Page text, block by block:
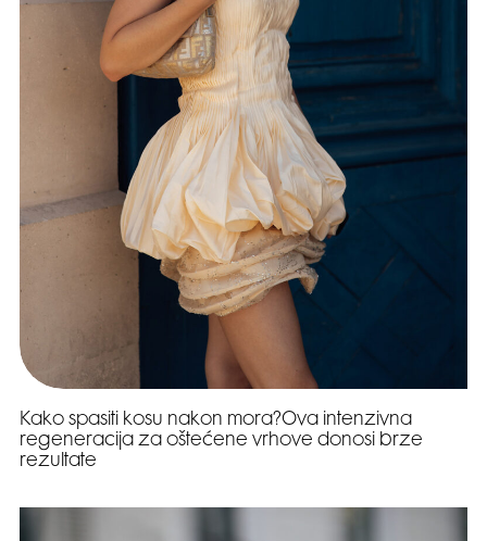
Kako spasiti kosu nakon mora?Ova intenzivna
regeneracija za oštećene vrhove donosi brze
rezultate